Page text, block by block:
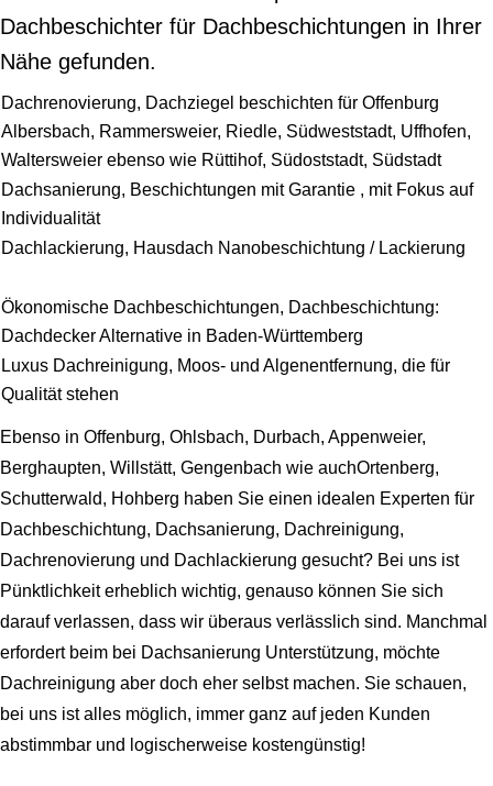
Dachbeschichter für Dachbeschichtungen in Ihrer
Nähe gefunden.
Dachrenovierung, Dachziegel beschichten für Offenburg
Albersbach, Rammersweier, Riedle, Südweststadt, Uffhofen,
Waltersweier ebenso wie Rüttihof, Südoststadt, Südstadt
Dachsanierung, Beschichtungen mit Garantie , mit Fokus auf
Individualität
Dachlackierung, Hausdach Nanobeschichtung / Lackierung
Ökonomische Dachbeschichtungen, Dachbeschichtung:
Dachdecker Alternative in Baden-Württemberg
Luxus Dachreinigung, Moos- und Algenentfernung, die für
Qualität stehen
Ebenso in Offenburg, Ohlsbach, Durbach, Appenweier,
Berghaupten, Willstätt, Gengenbach wie auchOrtenberg,
Schutterwald, Hohberg haben Sie einen idealen Experten für
Dachbeschichtung, Dachsanierung, Dachreinigung,
Dachrenovierung und Dachlackierung gesucht? Bei uns ist
Pünktlichkeit erheblich wichtig, genauso können Sie sich
darauf verlassen, dass wir überaus verlässlich sind. Manchmal
erfordert beim bei Dachsanierung Unterstützung, möchte
Dachreinigung aber doch eher selbst machen. Sie schauen,
bei uns ist alles möglich, immer ganz auf jeden Kunden
abstimmbar und logischerweise kostengünstig!